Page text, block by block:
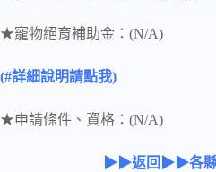
★寵物絕育補助金：(N/A)
(#詳細說明請點我)
★申請條件、資格：(N/A)
▶▶返回▶▶各縣